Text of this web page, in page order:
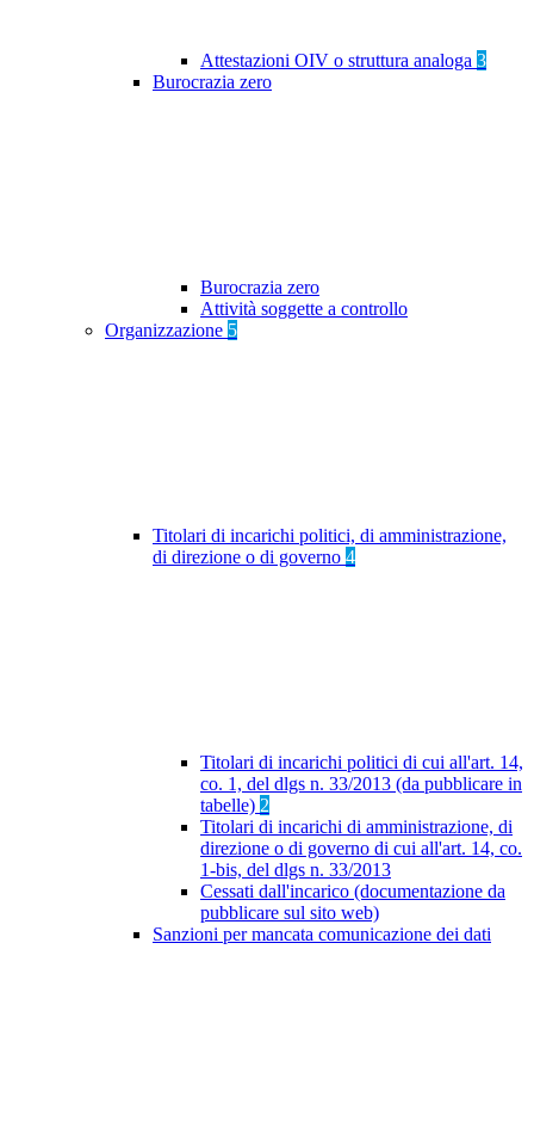
Attestazioni OIV o struttura analoga 3
Burocrazia zero
Burocrazia zero
Attività soggette a controllo
Organizzazione 5
Titolari di incarichi politici, di amministrazione,
di direzione o di governo 4
Titolari di incarichi politici di cui all'art. 14,
co. 1, del dlgs n. 33/2013 (da pubblicare in
tabelle) 2
Titolari di incarichi di amministrazione, di
direzione o di governo di cui all'art. 14, co.
1-bis, del dlgs n. 33/2013
Cessati dall'incarico (documentazione da
pubblicare sul sito web)
Sanzioni per mancata comunicazione dei dati